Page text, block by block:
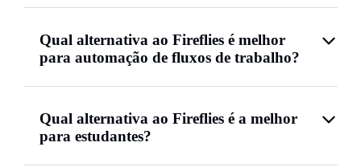
Qual alternativa ao Fireflies é melhor
para automação de fluxos de trabalho?
Qual alternativa ao Fireflies é a melhor
para estudantes?